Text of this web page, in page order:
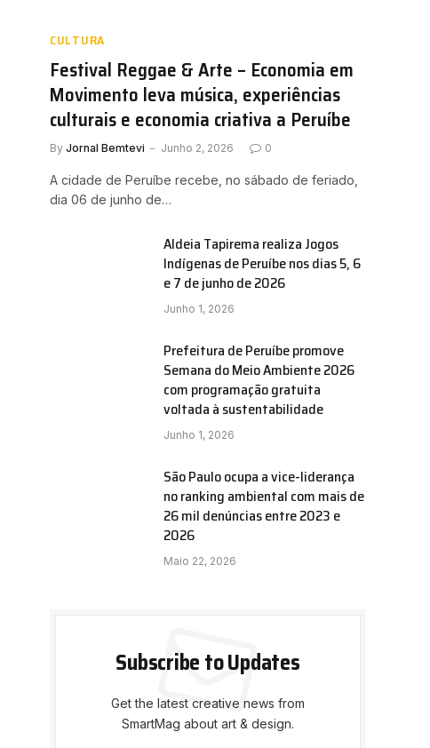
CULTURA
Festival Reggae & Arte – Economia em
Movimento leva música, experiências
culturais e economia criativa a Peruíbe
By Jornal Bemtevi Junho 2, 2026 0
A cidade de Peruíbe recebe, no sábado de feriado,
dia 06 de junho de…
Aldeia Tapirema realiza Jogos
Indígenas de Peruíbe nos dias 5, 6
e 7 de junho de 2026
Junho 1, 2026
Prefeitura de Peruíbe promove
Semana do Meio Ambiente 2026
com programação gratuita
voltada à sustentabilidade
Junho 1, 2026
São Paulo ocupa a vice-liderança
no ranking ambiental com mais de
26 mil denúncias entre 2023 e
2026
Maio 22, 2026
Subscribe to Updates
Get the latest creative news from
SmartMag about art & design.